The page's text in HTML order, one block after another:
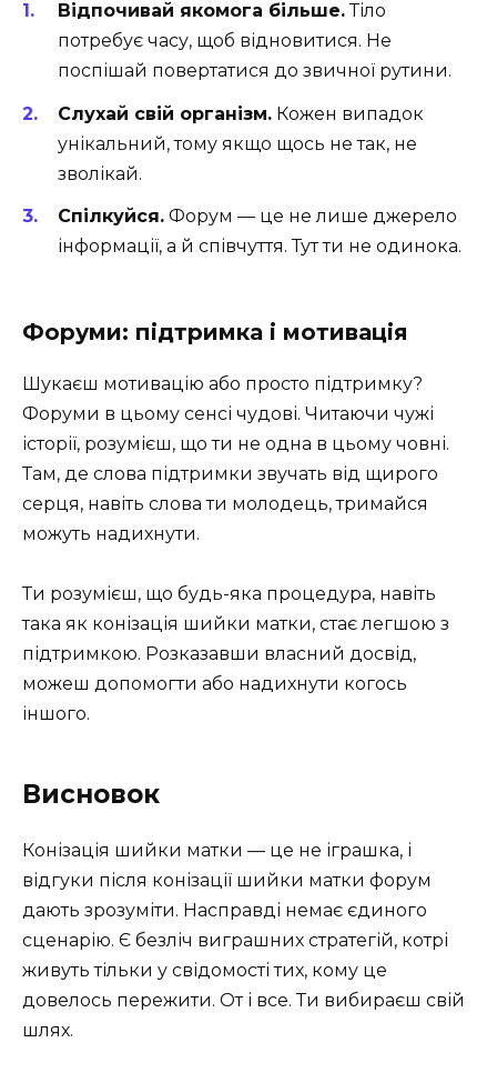
Відпочивай якомога більше.Тіло
потребує часу, щоб відновитися. Не
поспішай повертатися до звичної рутини.
Слухай свій організм. Кожен випадок
унікальний, тому якщо щось не так, не
зволікай.
Спілкуйся. Форум — це не лише джерело
інформації, а й співчуття. Тут ти не одинока.
Форуми: підтримка і мотивація
Шукаєш мотивацію або просто підтримку?
Форуми в цьому сенсі чудові. Читаючи чужі
історії, розумієш, що ти не одна в цьому човні.
Там, де слова підтримки звучать від щирого
серця, навіть слова ти молодець, тримайся
можуть надихнути.
Ти розумієш, що будь-яка процедура, навіть
така як конізація шийки матки, стає легшою з
підтримкою. Розказавши власний досвід,
можеш допомогти або надихнути когось
іншого.
Висновок
Конізація шийки матки — це не іграшка, і
відгуки після конізації шийки матки форум
дають зрозуміти. Насправді немає єдиного
сценарію. Є безліч виграшних стратегій, котрі
живуть тільки у свідомості тих, кому це
довелось пережити. От і все. Ти вибираєш свій
шлях.